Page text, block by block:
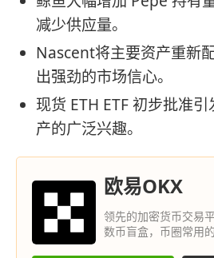
减少供应量。
Nascent将主要资产重新
出强劲的市场信心。
现货 ETH ETF 初步批准
产的广泛兴趣。
欧易OKX
领先的加密货币交易
数币盲盒，币圈常用